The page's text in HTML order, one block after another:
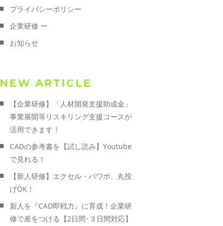
プライバシーポリシー
企業研修 ー
お知らせ
NEW ARTICLE
【企業研修】「人材開発支援助成金」
事業展開等リスキリング支援コースが
活用できます！
CADの参考書を【試し読み】Youtube
で見れる！
【新人研修】エクセル・パワポ、丸投
げOK！
新人を『CAD即戦力』に育成！企業研
修で差をつける【2日間･３日間対応】